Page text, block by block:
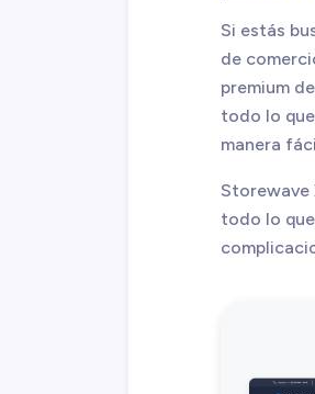
Si estás
de
premium
todo lo
manera
Storewave
todo lo